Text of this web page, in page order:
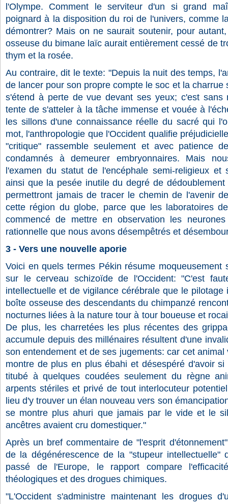
l'Olympe. Comment le serviteur d'un si grand
poignard à la disposition du roi de l'univers, comme
démontrer? Mais on ne saurait soutenir, pour
osseuse du bimane laïc aurait entièrement cessé de
thym et la rosée.
Au contraire, dit le texte: "Depuis la nuit des temps,
de lancer pour son propre compte le soc et la charrue
s'étend à perte de vue devant ses yeux; c'est sans
tente de s'atteler à la tâche immense et vouée à
les sillons d'une connaissance réelle du sacré qui
mot, l'anthropologie que l'Occident qualifie
"critique" rassemble seulement et avec patience
condamnés à demeurer embryonnaires. Mais
l'examen du statut de l'encéphale semi-religieux et
ainsi que la pesée inutile du degré de
permettront jamais de tracer le chemin de l'avenir
cette région du globe, parce que les laboratoires
commencé de mettre en observation les
rationnelle que nous avons désempêtrés et
3 - Vers une nouvelle aporie
Voici en quels termes Pékin résume moqueusement
sur le cerveau schizoïde de l'Occident: "C'est
intellectuelle et de vigilance cérébrale que le
boîte osseuse des descendants du chimpanzé
nocturnes liées à la nature tour à tour boueuse et
De plus, les charretées les plus récentes des
accumule depuis des millénaires résultent d'une
son entendement et de ses jugements: car cet
montre de plus en plus ébahi et désespéré d'avoir
titubé à quelques coudées seulement du règne
arpents stériles et privé de tout interlocuteur
lieu d'y trouver un élan nouveau vers son
se montre plus ahuri que jamais par le vide et le
ancêtres avaient cru domestiquer."
Après un bref commentaire de "l'esprit
de la dégénérescence de la "stupeur intellectuelle"
passé de l'Europe, le rapport compare
théologiques et des drogues chimiques.
"L'Occident s'administre maintenant les drogues